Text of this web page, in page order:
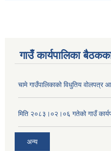
गाउँ कार्यपालिका
चामे गाउँपालिकाको विधुतिय वोलपत्र
मिति २०८३।०२।०६ गतेको गाउँ
अन्य